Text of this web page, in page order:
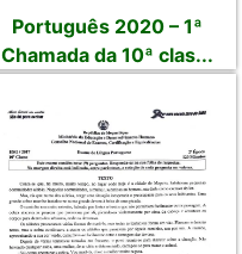
Português 2020 – 1ª
Chamada da 10ª clas...